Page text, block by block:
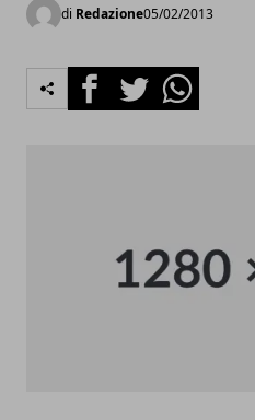
di Redazione05/02/2013
FacebookTwitterWhatsapp